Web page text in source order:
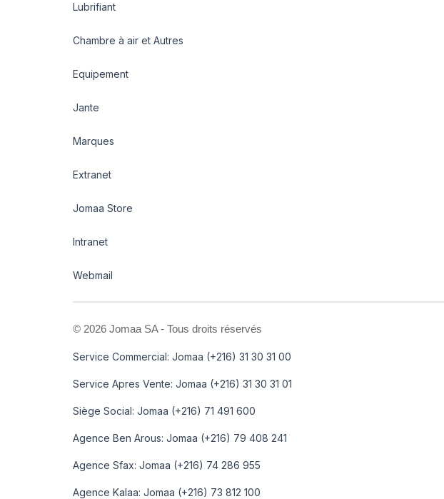
Lubrifiant
Chambre à air et Autres
Equipement
Jante
Marques
Extranet
Jomaa Store
Intranet
Webmail
© 2026 Jomaa SA - Tous droits réservés
Service Commercial: Jomaa (+216) 31 30 31 00
Service Apres Vente: Jomaa (+216) 31 30 31 01
Siège Social: Jomaa (+216) 71 491 600
Agence Ben Arous: Jomaa (+216) 79 408 241
Agence Sfax: Jomaa (+216) 74 286 955
Agence Kalaa: Jomaa (+216) 73 812 100